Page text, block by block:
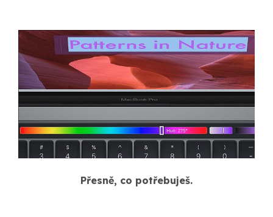
Přesně, co potřebuješ.